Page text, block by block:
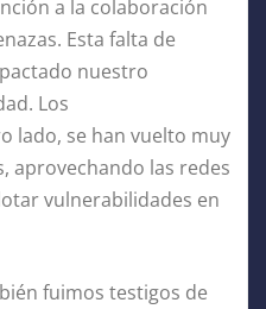
a la colaboración
Esta falta de
nuestro
Los
lado, se han vuelto muy
aprovechando las redes
vulnerabilidades en
fuimos testigos de